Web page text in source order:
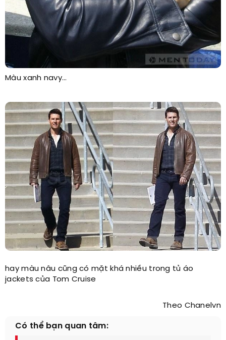
Màu xanh navy…
hay màu nâu cũng có mặt khá nhiều trong tủ áo
jackets của Tom Cruise
Theo Chanelvn
Có thể bạn quan tâm: